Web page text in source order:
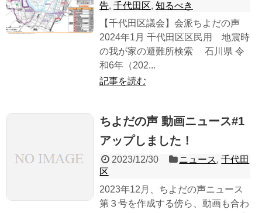
告, 千代田区, 知るべき
【千代田区議会】会派ちよだの声
2024年1月 千代田区区民用 地震時
の我が家の避難所検索 石川県 令
和6年（202...
記事を読む
ちよだの声 動画ニュース#1
アップしました！
2023/12/30 ニュース,千代田
区
2023年12月、ちよだの声ニュース
第３号を作成する傍ら、動画も合わ